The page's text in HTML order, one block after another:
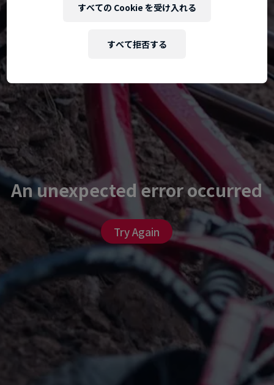
An unexpected error occurred
Try Again
すべて拒否する
すべての Cookie を受け入れる